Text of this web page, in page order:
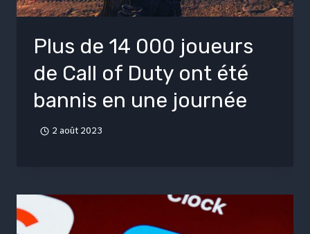
Plus de 14 000 joueurs
de Call of Duty ont été
bannis en une journée
2 août 2023